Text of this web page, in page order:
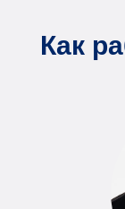
Как